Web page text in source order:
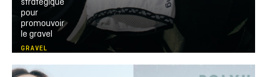
pour
promouvoir
le gravel
GRAVEL